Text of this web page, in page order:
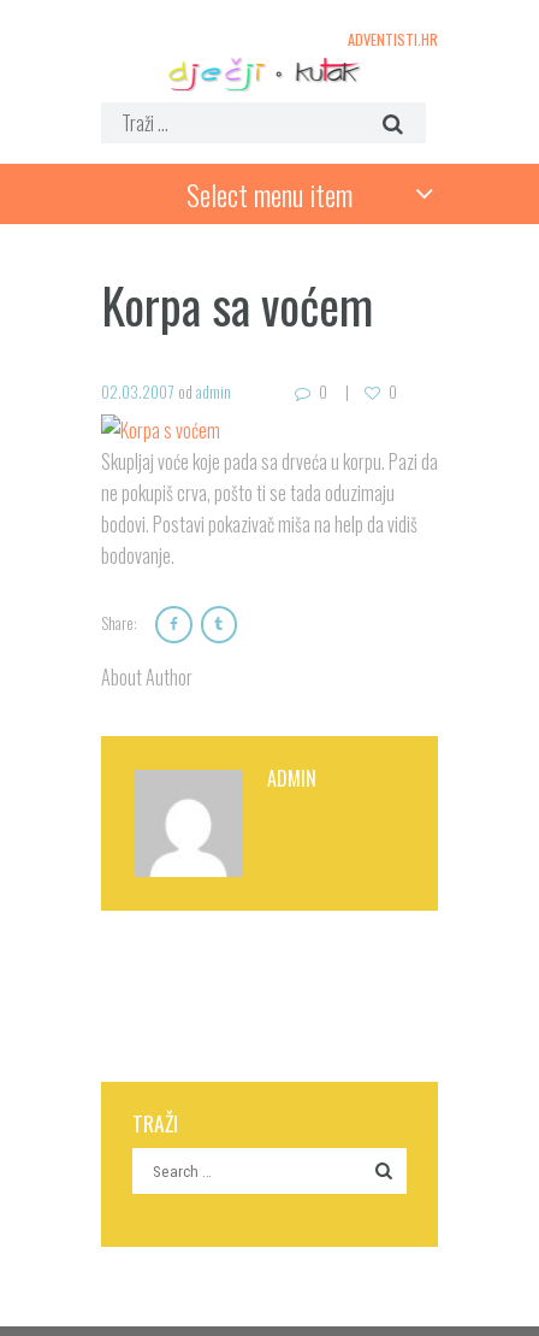
ADVENTISTI.HR
Select menu item
Korpa sa voćem
02.03.2007 odadmin 0 0
Skupljaj voće koje pada sa drveća u korpu. Pazi da
ne pokupiš crva, pošto ti se tada oduzimaju
bodovi. Postavi pokazivač miša na help da vidiš
bodovanje.
Share:
About Author
ADMIN
TRAŽI